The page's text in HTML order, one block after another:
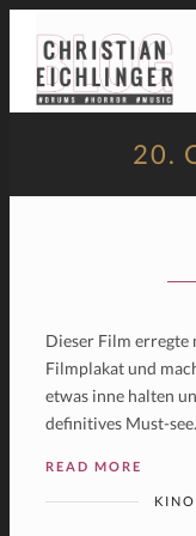
20.
Dieser Film erregte
Filmplakat und
etwas inne halten
definitives Must-
READ MORE